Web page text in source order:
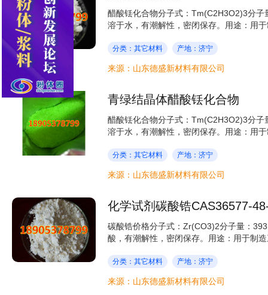
醋酸铥化合物分子式：Tm(C2H3O2)3分
溶于水，有潮解性，密闭保存。用途：用
分类：其它材料 产地：济宁
来源：山东德盛新材料有限公司
青绿结晶体醋酸铥化合物
醋酸铥化合物分子式：Tm(C2H3O2)3分
溶于水，有潮解性，密闭保存。用途：用
分类：其它材料 产地：济宁
来源：山东德盛新材料有限公司
化学试剂碳酸锆CAS36577-
碳酸锆价格分子式：Zr(CO3)2分子量：
酸，有潮解性，密闭保存。用途：用于制
分类：其它材料 产地：济宁
来源：山东德盛新材料有限公司